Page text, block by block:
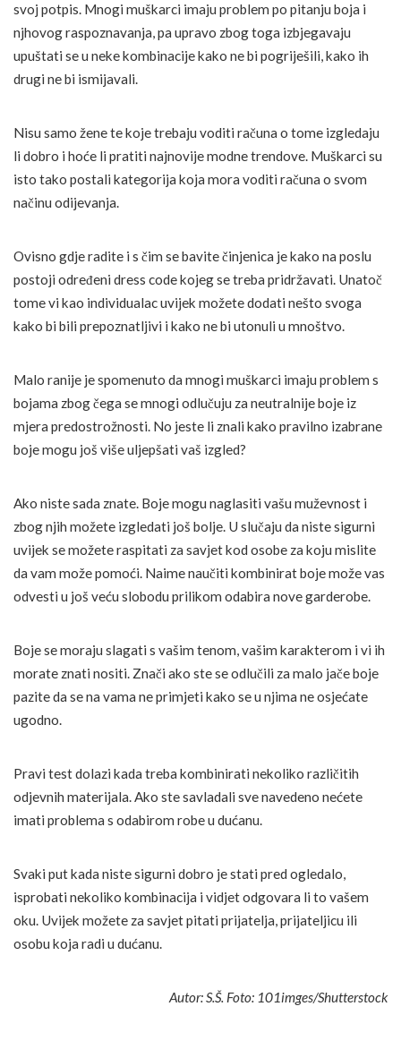
svoj potpis. Mnogi muškarci imaju problem po pitanju boja i
njhovog raspoznavanja, pa upravo zbog toga izbjegavaju
upuštati se u neke kombinacije kako ne bi pogriješili, kako ih
drugi ne bi ismijavali.
Nisu samo žene te koje trebaju voditi računa o tome izgledaju
li dobro i hoće li pratiti najnovije modne trendove. Muškarci su
isto tako postali kategorija koja mora voditi računa o svom
načinu odijevanja.
Ovisno gdje radite i s čim se bavite činjenica je kako na poslu
postoji određeni dress code kojeg se treba pridržavati. Unatoč
tome vi kao individualac uvijek možete dodati nešto svoga
kako bi bili prepoznatljivi i kako ne bi utonuli u mnoštvo.
Malo ranije je spomenuto da mnogi muškarci imaju problem s
bojama zbog čega se mnogi odlučuju za neutralnije boje iz
mjera predostrožnosti. No jeste li znali kako pravilno izabrane
boje mogu još više uljepšati vaš izgled?
Ako niste sada znate. Boje mogu naglasiti vašu muževnost i
zbog njih možete izgledati još bolje. U slučaju da niste sigurni
uvijek se možete raspitati za savjet kod osobe za koju mislite
da vam može pomoći. Naime naučiti kombinirat boje može vas
odvesti u još veću slobodu prilikom odabira nove garderobe.
Boje se moraju slagati s vašim tenom, vašim karakterom i vi ih
morate znati nositi. Znači ako ste se odlučili za malo jače boje
pazite da se na vama ne primjeti kako se u njima ne osjećate
ugodno.
Pravi test dolazi kada treba kombinirati nekoliko različitih
odjevnih materijala. Ako ste savladali sve navedeno nećete
imati problema s odabirom robe u dućanu.
Svaki put kada niste sigurni dobro je stati pred ogledalo,
isprobati nekoliko kombinacija i vidjet odgovara li to vašem
oku. Uvijek možete za savjet pitati prijatelja, prijateljicu ili
osobu koja radi u dućanu.
Autor: S.Š. Foto: 101imges/Shutterstock